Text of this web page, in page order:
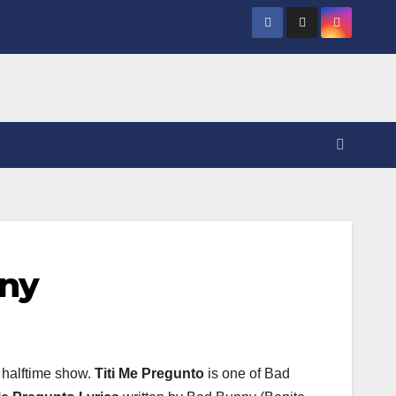
halftime show. Titi Me Pregunto is one of Bad